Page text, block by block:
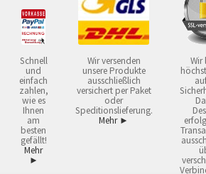
Schnell
und
einfach
zahlen,
wie es
Ihnen
am
besten
gefällt!
Mehr
►
Wir versenden
unsere Produkte
ausschließlich
versichert per Paket
oder
Speditionslieferung.
Mehr ►
Wir